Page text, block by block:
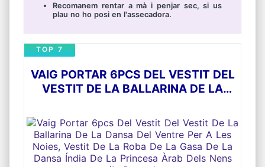
Recomanem rentar a mà i penjar sec, si us
plau no ho posi en l'assecadora.
VAIG PORTAR 6PCS DEL VESTIT DEL
VESTIT DE LA BALLARINA DE LA
NOIES, VESTIT DE LA ROBA DE LA
GASA DE LA DANSA ÍNDIA DE LA
PRINCESA ÀRAB DELS NENS (L,
PORPRA)
TOP 7